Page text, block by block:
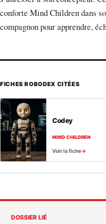
conforte Mind Children dans
compagnon pour apprendre,
FICHES ROBODEX CITÉES
Codey
MIND CHILDREN
Voir la fiche
DOSSIER LIÉ